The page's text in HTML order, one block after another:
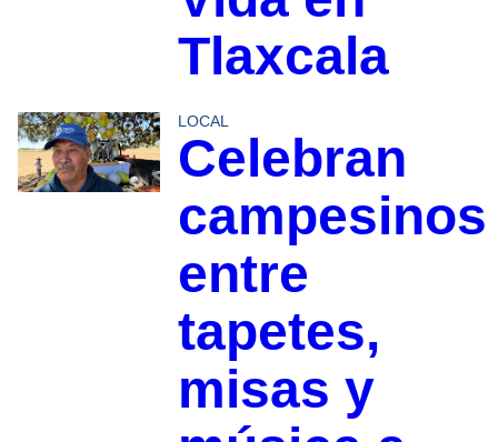
Tlaxcala
LOCAL
Celebran
campesinos
entre
tapetes,
misas y